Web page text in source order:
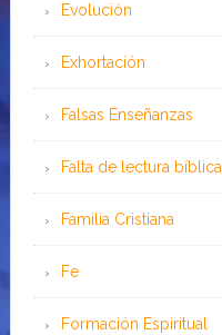
Evolución
Exhortación
Falsas Enseñanzas
Falta de lectura bíblica
Familia Cristiana
Fe
Formación Espiritual